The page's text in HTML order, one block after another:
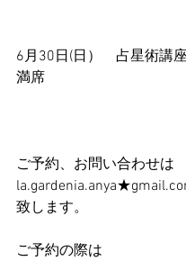
6月30日(日）　占星術
満席
ご予約、お問い合わせは
致します。
ご予約の際は